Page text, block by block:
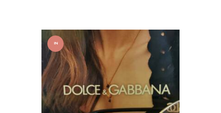
IN
OFFER
TA!